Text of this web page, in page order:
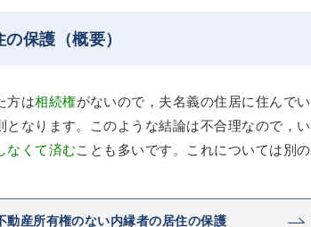
保護（概要）
方は相続権がないので，夫名義の住居に住んでい
なります。このような結論は不合理なので，い
なくて済むことも多いです。これについては別の
産所有権のない内縁者の居住の保護